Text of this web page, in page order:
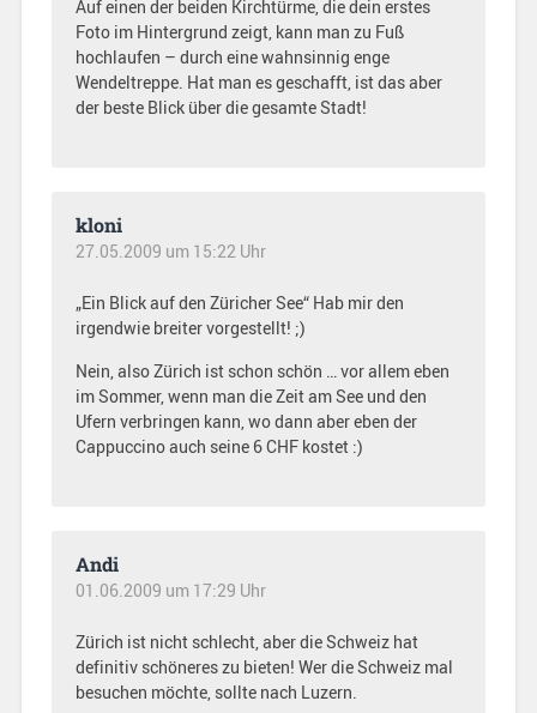
Auf einen der beiden Kirchtürme, die dein erstes
Foto im Hintergrund zeigt, kann man zu Fuß
hochlaufen – durch eine wahnsinnig enge
Wendeltreppe. Hat man es geschafft, ist das aber
der beste Blick über die gesamte Stadt!
kloni
27.05.2009 um 15:22 Uhr
„Ein Blick auf den Züricher See“ Hab mir den
irgendwie breiter vorgestellt! ;)
Nein, also Zürich ist schon schön … vor allem eben
im Sommer, wenn man die Zeit am See und den
Ufern verbringen kann, wo dann aber eben der
Cappuccino auch seine 6 CHF kostet :)
Andi
01.06.2009 um 17:29 Uhr
Zürich ist nicht schlecht, aber die Schweiz hat
definitiv schöneres zu bieten! Wer die Schweiz mal
besuchen möchte, sollte nach Luzern.